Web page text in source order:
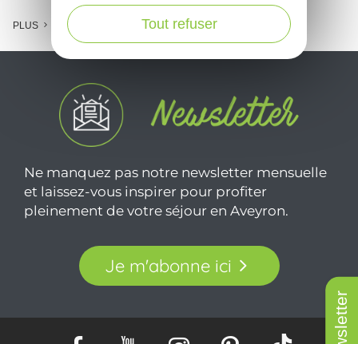
PLUS
Ne manquez pas notre newsletter mensuelle
et laissez-vous inspirer pour profiter
pleinement de votre séjour en Aveyron.
Je m'abonne ici
Tout refuser